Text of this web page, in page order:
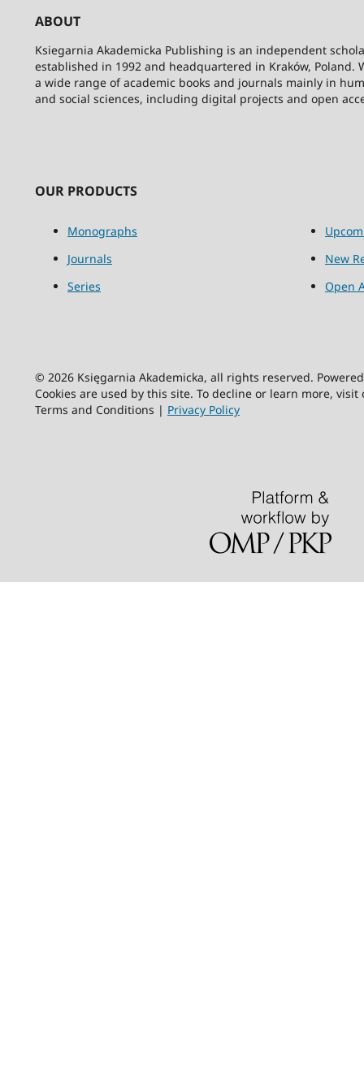
ABOUT
Ksiegarnia Akademicka Publishing is an independent
established in 1992 and headquartered in Kraków, Poland.
a wide range of academic books and journals mainly in
and social sciences, including digital projects and open
OUR PRODUCTS
Monographs
Journals
Series
New
Open
© 2026 Księgarnia Akademicka, all rights reserved.
Cookies are used by this site. To decline or learn more,
Terms and Conditions | Privacy Policy